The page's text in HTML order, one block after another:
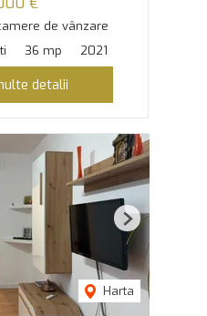
de vânzare
36 mp 2021
detalii
Harta
Next